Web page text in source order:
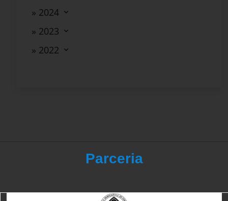
» 2024
» 2023
» 2022
Parceria